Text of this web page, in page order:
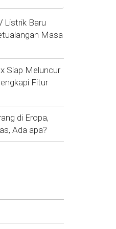
Listrik Baru
Masa
Siap Meluncur
Fitur
di Eropa,
Ada apa?